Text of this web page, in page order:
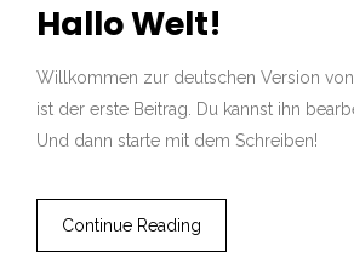
Hallo Welt!
Willkommen zur deutschen Version
ist der erste Beitrag. Du kannst ihn
Und dann starte mit dem Schreiben!
Continue Reading